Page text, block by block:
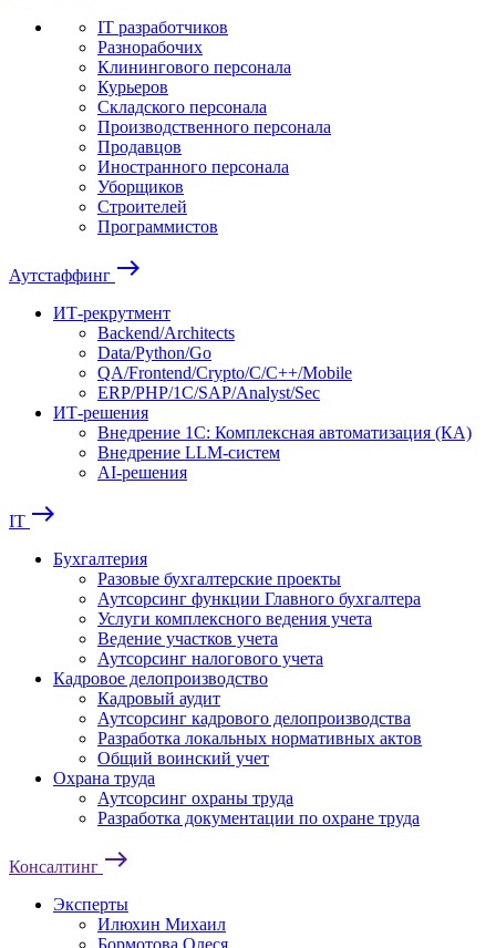
IT разработчиков
Разнорабочих
Клинингового персонала
Курьеров
Складского персонала
Производственного персонала
Продавцов
Иностранного персонала
Уборщиков
Строителей
Программистов
Аутстаффинг east
ИТ-рекрутмент
Backend/Architects
Data/Python/Go
QA/Frontend/Crypto/C/C++/Mobile
ERP/PHP/1C/SAP/Analyst/Sec
ИТ-решения
Внедрение 1С: Комплексная автоматизация (КА)
Внедрение LLM-систем
AI-решения
IT east
Бухгалтерия
Разовые бухгалтерские проекты
Аутсорсинг функции Главного бухгалтера
Услуги комплексного ведения учета
Ведение участков учета
Аутсорсинг налогового учета
Кадровое делопроизводство
Кадровый аудит
Аутсорсинг кадрового делопроизводства
Разработка локальных нормативных актов
Общий воинский учет
Охрана труда
Аутсорсинг охраны труда
Разработка документации по охране труда
Консалтинг east
Эксперты
Илюхин Михаил
Бормотова Олеся